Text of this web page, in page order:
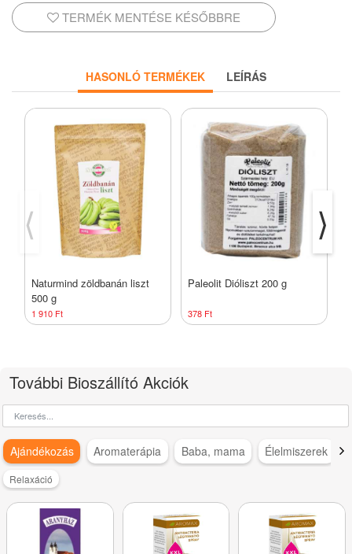
TERMÉK MENTÉSE KÉSŐBBRE
HASONLÓ TERMÉKEK LEÍRÁS
⟨
Naturmind zöldbanán liszt
500 g
1 910 Ft
Paleolit Dióliszt 200 g
378 Ft
⟩
További Bioszállító Akciók
Ajándékozás Aromaterápia Baba, mama Élelmiszerek
Relaxáció